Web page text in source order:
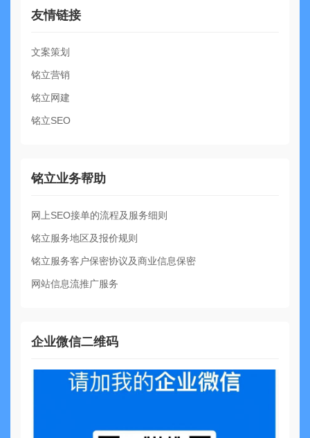
友情链接
文案策划
铭立营销
铭立网建
铭立SEO
铭立业务帮助
网上SEO接单的流程及服务细则
铭立服务地区及报价规则
铭立服务客户保密协议及商业信息保密
网站信息流推广服务
企业微信二维码